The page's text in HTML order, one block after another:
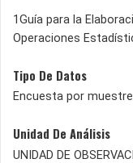
1Guía para la
Operaciones
Tipo De Datos
Encuesta por
Unidad De Análisis
UNIDAD DE